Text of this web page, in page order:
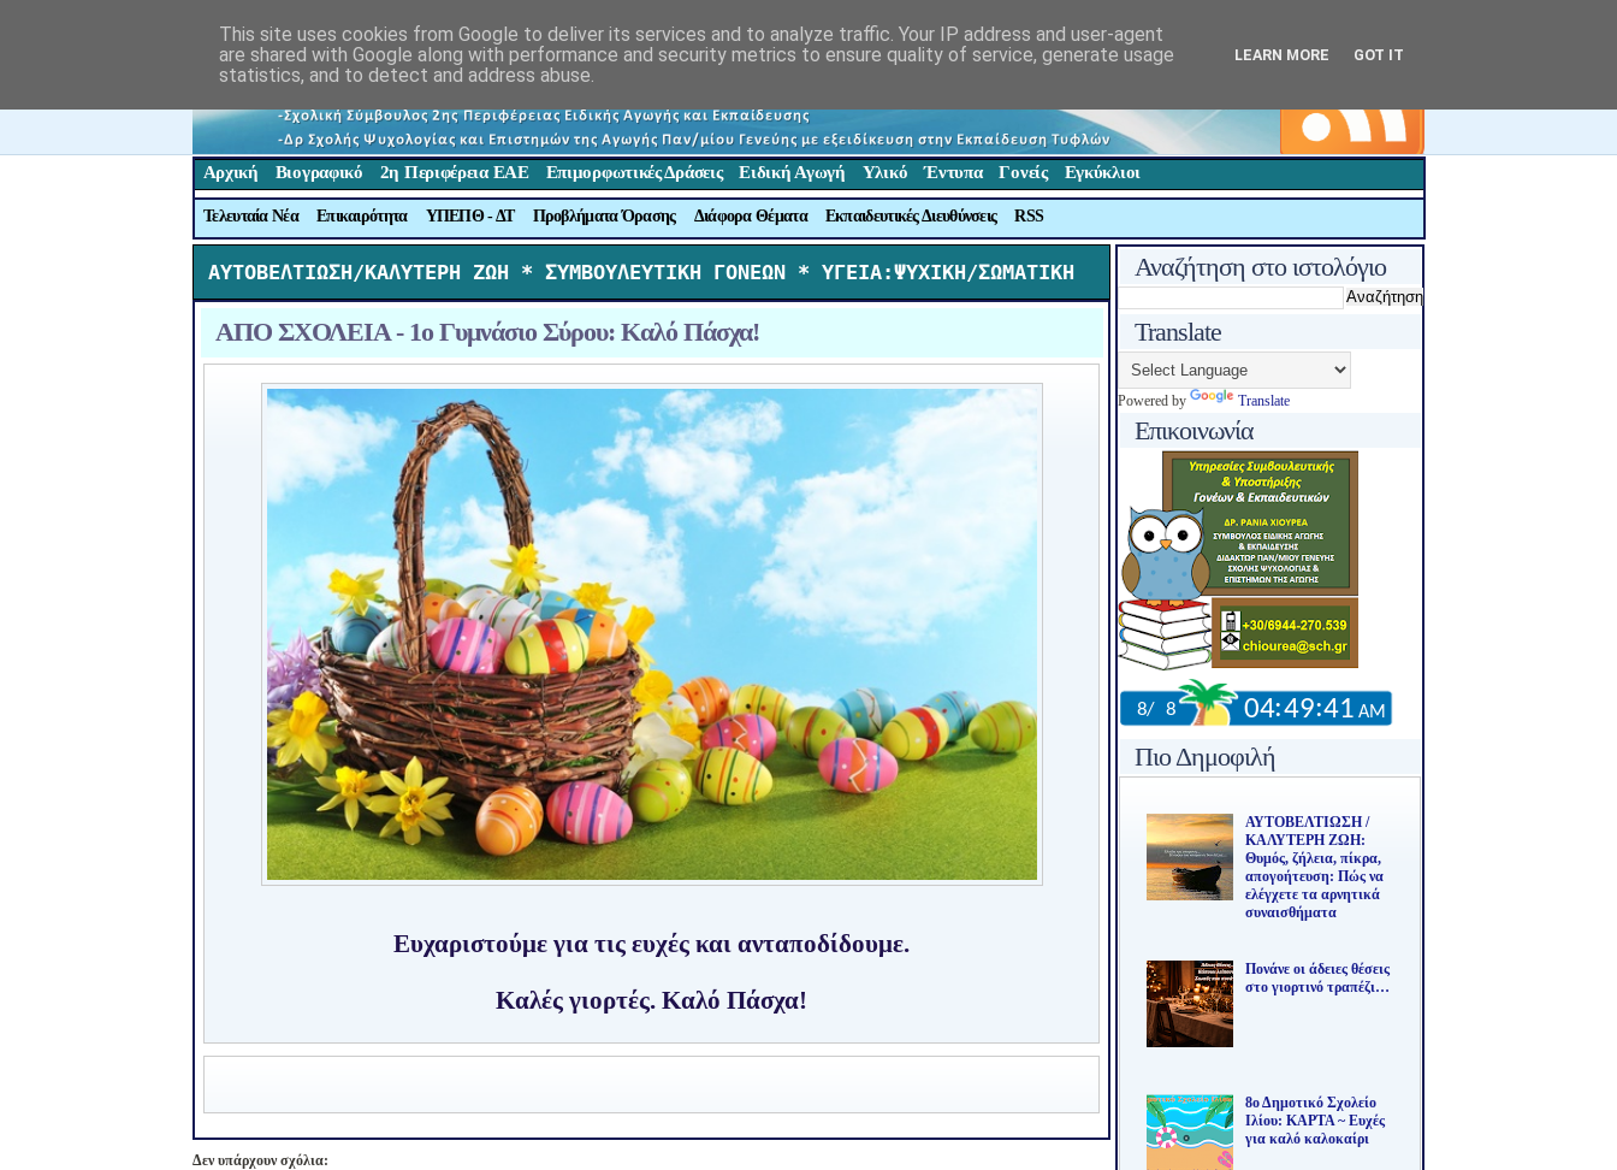
Αρχική Βιογραφικό 2η Περιφέρεια ΕΑΕ Επιμορφωτικές Δράσεις Ειδική Αγωγή Υλικό Έντυπα Γονείς Εγκύκλιοι
Τελευταία Νέα Επικαιρότητα ΥΠΕΠΘ - ΔΤ Προβλήματα Όρασης Διάφορα Θέματα Εκπαιδευτικές Διευθύνσεις RSS
ΑΥΤΟΒΕΛΤΙΩΣΗ/ΚΑΛΥΤΕΡΗ ΖΩΗ * ΣΥΜΒΟΥΛΕΥΤΙΚΗ ΓΟΝΕΩΝ * ΥΓΕΙΑ:ΨΥΧΙΚΗ/ΣΩΜΑΤΙΚΗ
ΑΠΟ ΣΧΟΛΕΙΑ - 1ο Γυμνάσιο Σύρου: Καλό Πάσχα!
Ευχαριστούμε για τις ευχές και ανταποδίδουμε.
Καλές γιορτές. Καλό Πάσχα!
Δεν υπάρχουν σχόλια:
Αναζήτηση στο ιστολόγιο
Translate
Powered by Translate
Επικοινωνία
Πιο Δημοφιλή
ΑΥΤΟΒΕΛΤΙΩΣΗ /
ΚΑΛΥΤΕΡΗ ΖΩΗ:
Θυμός, ζήλεια, πίκρα,
απογοήτευση: Πώς να
ελέγχετε τα αρνητικά
συναισθήματα
Πονάνε οι άδειες θέσεις
στο γιορτινό τραπέζι…
8ο Δημοτικό Σχολείο
Ιλίου: ΚΑΡΤΑ ~ Ευχές
για καλό καλοκαίρι
This site uses cookies from Google to deliver its services and to analyze traffic. Your IP address and user-agent
are shared with Google along with performance and security metrics to ensure quality of service, generate usage
statistics, and to detect and address abuse.
LEARN MORE GOT IT